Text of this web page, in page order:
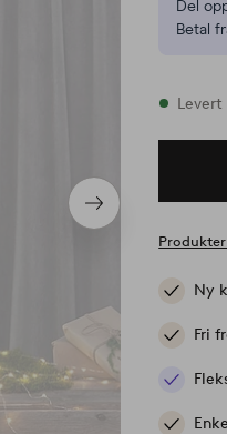
Neste
produkt
Del
Betal
På
Levert
Ny
Fri